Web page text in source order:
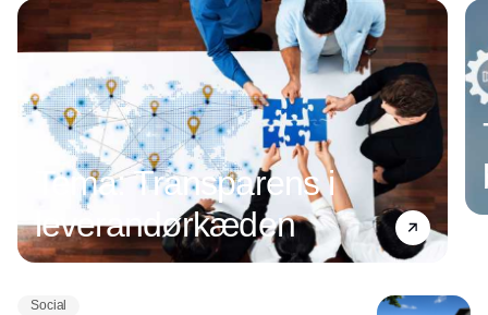
Tema: Transparens i
leverandørkæden
Social